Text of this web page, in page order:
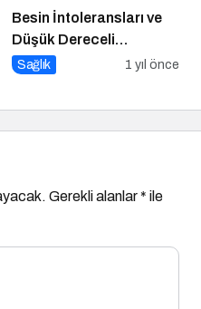
Besin İntoleransları ve
Düşük Dereceli
Enflamasyonun Kronik
Sağlık 1 yıl önce
Gerekli alanlar* ile